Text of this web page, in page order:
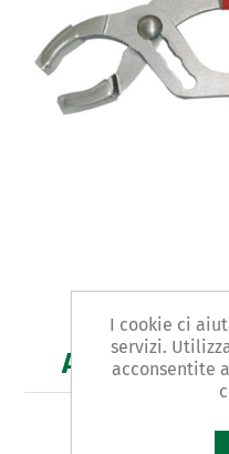
Art. 36/A -
PINZA PER
I cookie ci
servizi.
acconsentite